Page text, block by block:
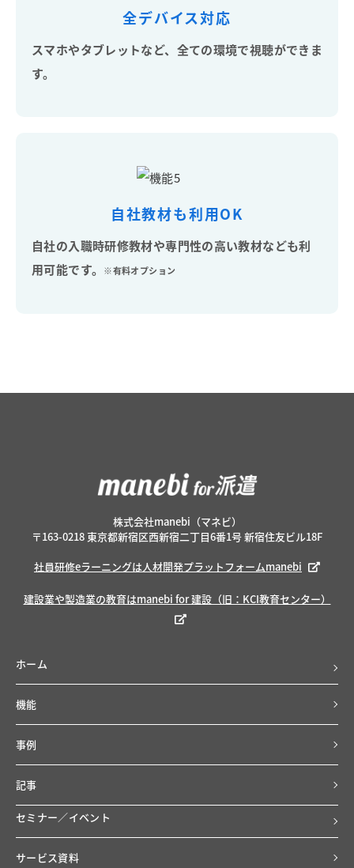
全デバイス対応
スマホやタブレットなど、全ての環境で視聴ができま
す。
自社教材も利用OK
自社の入職時研修教材や専門性の高い教材なども利
用可能です。
※有料オプション
株式会社manebi（マネビ）
〒163-0218 東京都新宿区西新宿二丁目6番1号 新宿住友ビル18F
社員研修eラーニングは人材開発プラットフォームmanebi
建設業や製造業の教育はmanebi for 建設（旧：KCI教育センター）
ホーム
機能
事例
記事
セミナー／イベント
サービス資料